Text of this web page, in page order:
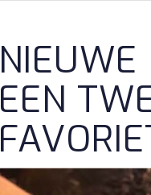
NIEUWE
EEN